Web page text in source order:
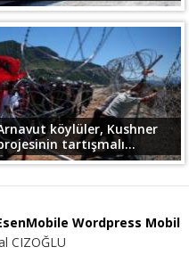
köylüler, Kushner
tartışmalı...
Wordpress Mobil
CIZOĞLU